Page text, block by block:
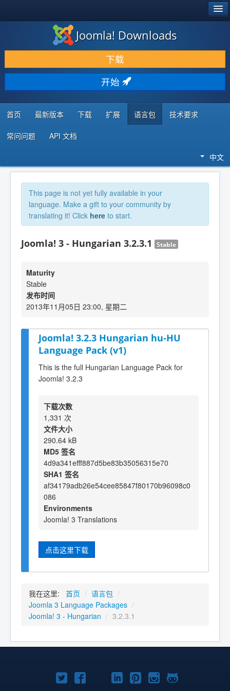
下载 & 扩展
发现 & 学习
社区 & 支持
开发者资源
Joomla! Downloads
下载
开始
首页 最新版本 下载 扩展 语言包 技术要求
常问问题 API 文档
中文
This page is not yet fully available in your
language. Make a gift to your community by
translating it! Click here to start.
Joomla! 3 - Hungarian 3.2.3.1 Stable
Maturity
Stable
发布时间
2013年11月05日 23:00, 星期二
Joomla! 3.2.3 Hungarian hu-HU
Language Pack (v1)
This is the full Hungarian Language Pack for
Joomla! 3.2.3
下载次数
1,331 次
文件大小
290.64 kB
MD5 签名
4d9a341efff887d5be83b35056315e70
SHA1 签名
af34179adb26e54cee85847f80170b96098c0
086
Environments
Joomla! 3 Translations
点击这里下载
我在这里: 首页 / 语言包 /
Joomla 3 Language Packages /
Joomla! 3 - Hungarian / 3.2.3.1
TwitterFacebookYouTube
LinkedIn
Pinterest
Instagram
GitHub